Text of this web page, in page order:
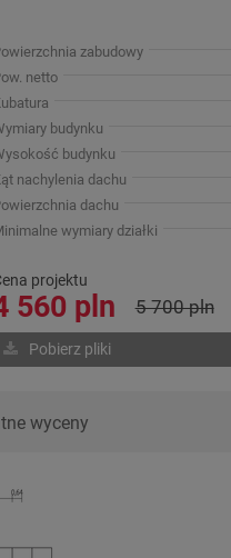
zabudowy
netto
budynku
budynku
nachylenia dachu
dachu
wymiary działki
projektu
560 pln 5 700 pln
Pobierz pliki
wyceny